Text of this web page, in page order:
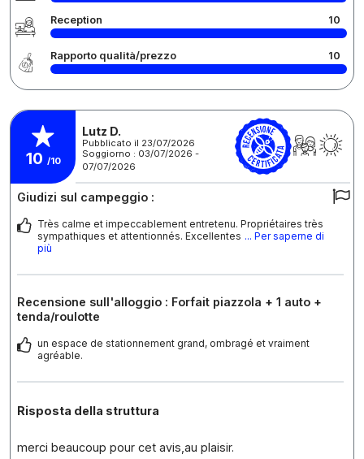
Reception 10
Rapporto qualità/prezzo 10
10 /10
Lutz D.
Pubblicato il 23/07/2026
Soggiorno : 03/07/2026 -
07/07/2026
Giudizi sul campeggio :
Très calme et impeccablement entretenu. Propriétaires très
sympathiques et attentionnés. Excellentes ... Per saperne di
più
Recensione sull'alloggio : Forfait piazzola + 1 auto +
tenda/roulotte
un espace de stationnement grand, ombragé et vraiment
agréable.
Risposta della struttura
merci beaucoup pour cet avis,au plaisir.